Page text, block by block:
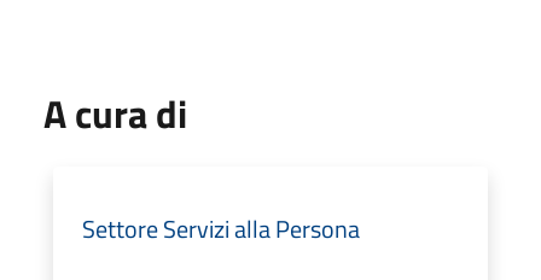
A cura di
Settore Servizi alla Persona